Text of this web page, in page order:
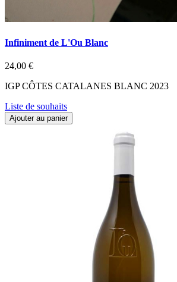
Infiniment de L'Ou Blanc
24,00 €
IGP CÔTES CATALANES BLANC 2023
Liste de souhaits
Ajouter au panier